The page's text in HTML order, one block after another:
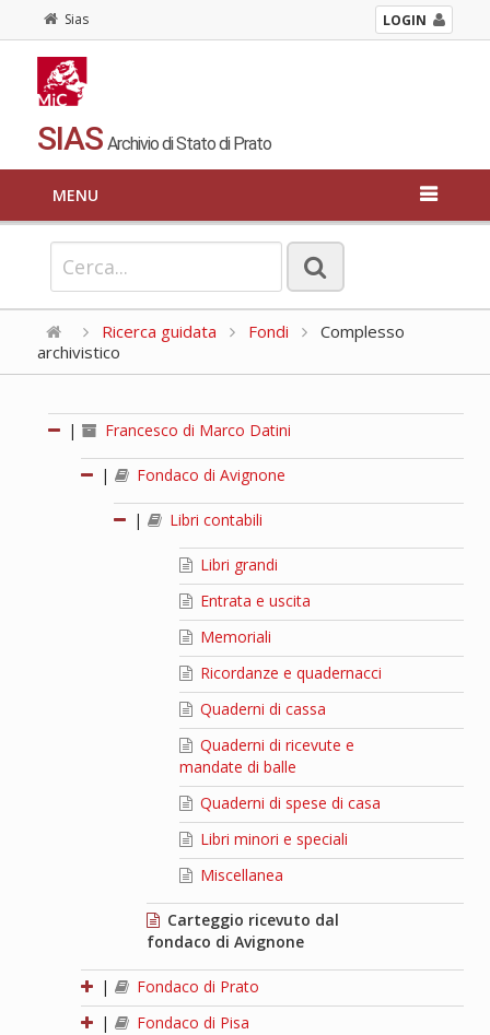
Sias LOGIN
SIAS Archivio di Stato di Prato
MENU
Ricerca guidata Fondi
Complesso
archivistico
| Francesco di Marco Datini
| Fondaco di Avignone
| Libri contabili
Libri grandi
Entrata e uscita
Memoriali
Ricordanze e quadernacci
Quaderni di cassa
Quaderni di ricevute e
mandate di balle
Quaderni di spese di casa
Libri minori e speciali
Miscellanea
Carteggio ricevuto dal
fondaco di Avignone
|
Fondaco di Prato
|
Fondaco di Pisa